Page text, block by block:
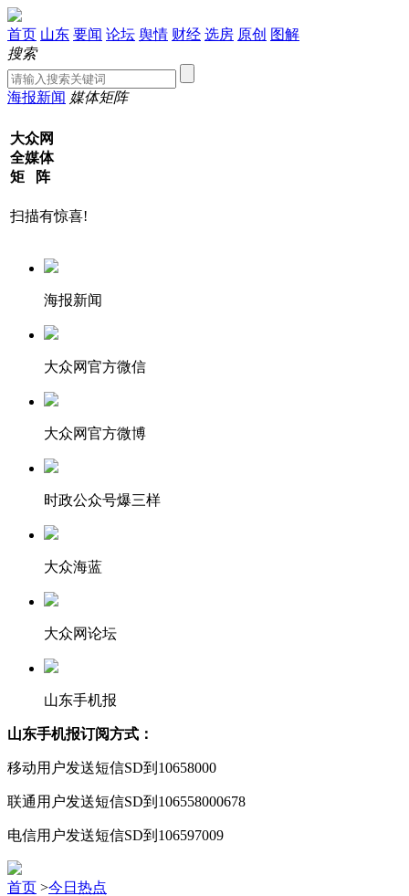
首页 山东 要闻 论坛 舆情 财经 选房 原创 图解
搜索
海报新闻 媒体矩阵
大众网
全媒体
矩 阵
扫描有惊喜!
海报新闻
大众网官方微信
大众网官方微博
时政公众号爆三样
大众海蓝
大众网论坛
山东手机报
山东手机报订阅方式：
移动用户发送短信SD到10658000
联通用户发送短信SD到106558000678
电信用户发送短信SD到106597009
首页 >今日热点